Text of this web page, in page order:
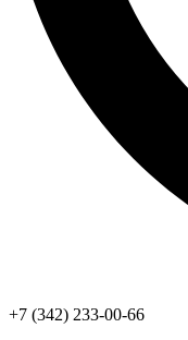
+7 (342) 233-00-66